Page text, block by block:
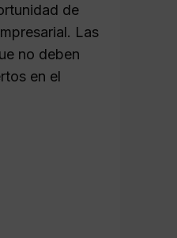
de
Las
no deben
en el